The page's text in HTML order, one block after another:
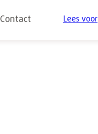
Contact Lees voor